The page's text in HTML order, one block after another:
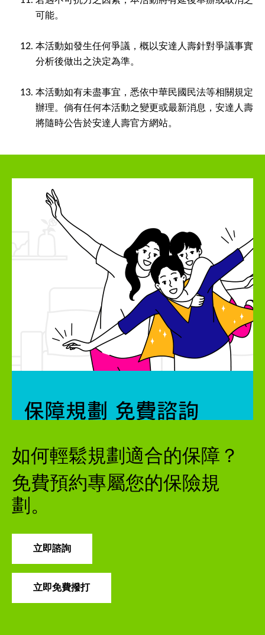
可能。
本活動如發生任何爭議，概以安達人壽針對爭議事實
分析後做出之決定為準。
本活動如有未盡事宜，悉依中華民國民法等相關規定
辦理。倘有任何本活動之變更或最新消息，安達人壽
將隨時公告於安達人壽官方網站。
如何輕鬆規劃適合的保障？
免費預約專屬您的保險規
劃。
立即諮詢
立即免費撥打